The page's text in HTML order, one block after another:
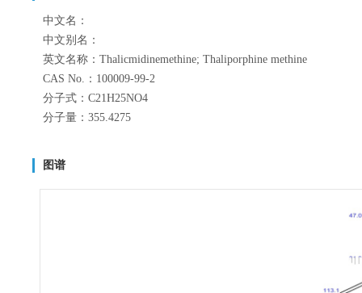
中文名：
中文别名：
英文名称：Thalicmidinemethine; Thaliporphine methine
CAS No.：100009-99-2
分子式：C21H25NO4
分子量：355.4275
图谱